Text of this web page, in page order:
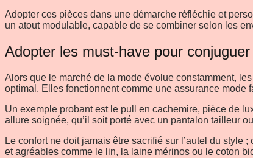
Adopter ces pièces dans une démarche réfléchie et
un atout modulable, capable de se combiner selon les
Adopter les must-have pour
Alors que le marché de la mode évolue constamment, les
optimal. Elles fonctionnent comme une assurance mode
Un exemple probant est le pull en cachemire, pièce de
allure soignée, qu’il soit porté avec un pantalon tailleur
Le confort ne doit jamais être sacrifié sur l’autel du style
et agréables comme le lin, la laine mérinos ou le coton